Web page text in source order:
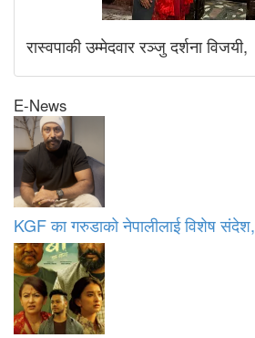
रास्वपाकी उम्मेदवार रञ्जु दर्शना विजयी,
E-News
KGF का गरुडाको नेपालीलाई विशेष संदेश,